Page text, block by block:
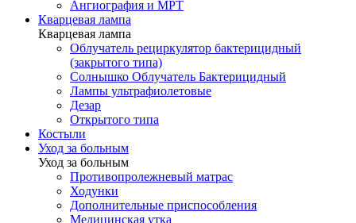
Ангиография и МРТ
Кварцевая лампа
Кварцевая лампа
Облучатель рециркулятор бактерицидный
(закрытого типа)
Солнышко Облучатель Бактерицидный
Лампы ультрафиолетовые
Дезар
Открытого типа
Костыли
Уход за больным
Уход за больным
Противопролежневый матрас
Ходунки
Дополнительные приспособления
Медицинская утка